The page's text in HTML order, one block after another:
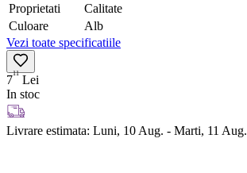
Proprietati
Calitate
Culoare
Alb
Vezi toate specificatiile
711 Lei
In stoc
Livrare estimata: Luni, 10 Aug. - Marti, 11 Aug.